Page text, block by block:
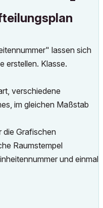
lassen sich
erstellen. Klasse.
verschiedene
im gleichen Maßstab
die Grafischen
Raumstempel
und einmal